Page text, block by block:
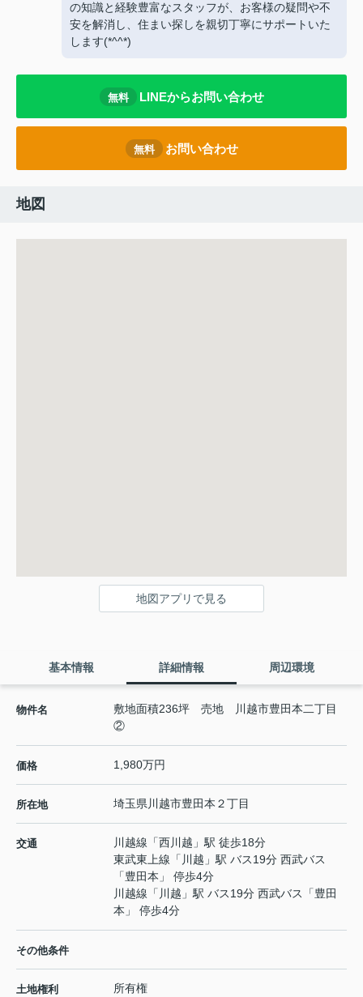
の知識と経験豊富なスタッフが、お客様の疑問や不
安を解消し、住まい探しを親切丁寧にサポートいた
します(*^^*)
無料 LINEからお問い合わせ
無料 お問い合わせ
地図
地図アプリで見る
基本情報 詳細情報 周辺環境
物件名
敷地面積236坪 売地 川越市豊田本二丁目
②
価格 1,980万円
所在地 埼玉県 川越市豊田本 ２丁目
交通 川越線 「西川越 」駅 徒歩18分
東武東上線 「 川越 」駅 バス19分 西武バス
「豊田本」 停歩4分
川越線 「 川越 」駅 バス19分 西武バス「豊田
本」 停歩4分
その他条件
土地権利 所有権